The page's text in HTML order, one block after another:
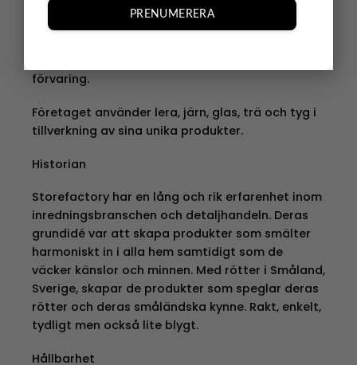
PRENUMERERA
mångsidigt, det är skapat för att ge ditt hem
den extra touchen av stil och elegans och
förvaring.
Företaget använder lera, järn, glas, trä och tyg i
tillverkning av sina unika produkter.
Historian
Storefactory har en lång och rik erfarenhet inom
inredningsbranschen och detaljhandeln. Deras
grundidé var att skapa produkter som smälter
harmoniskt in i alla hem samtidigt som de
väcker känslor och minnen. Med rötter i Småland,
Sverige, skapar de produkter som speglar deras
rötter och deras småländska kynne. Rakt, enkelt,
tydligt men också lite blygt.
Hållbarhet